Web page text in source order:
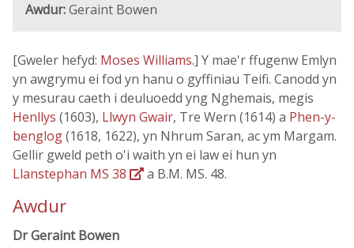
Awdur:Geraint Bowen
[Gweler hefyd: Moses Williams.] Y mae'r ffugenw Emlyn
yn awgrymu ei fod yn hanu o gyffiniau Teifi. Canodd yn
y mesurau caeth i deuluoedd yng Nghemais, megis
Henllys (1603), Llwyn Gwair, Tre Wern (1614) a Phen-y-
benglog(1618, 1622), yn Nhrum Saran, ac ym Margam.
Gellir gweld peth o'i waith yn ei law ei hun yn
Llanstephan MS 38
a B.M. MS. 48.
Awdur
Dr Geraint Bowen